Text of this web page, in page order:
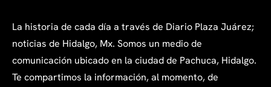
La historia de cada día a través de Diario Plaza Juárez;
noticias de Hidalgo, Mx. Somos un medio de
comunicación ubicado en la ciudad de Pachuca, Hidalgo.
Te compartimos la información, al momento, de